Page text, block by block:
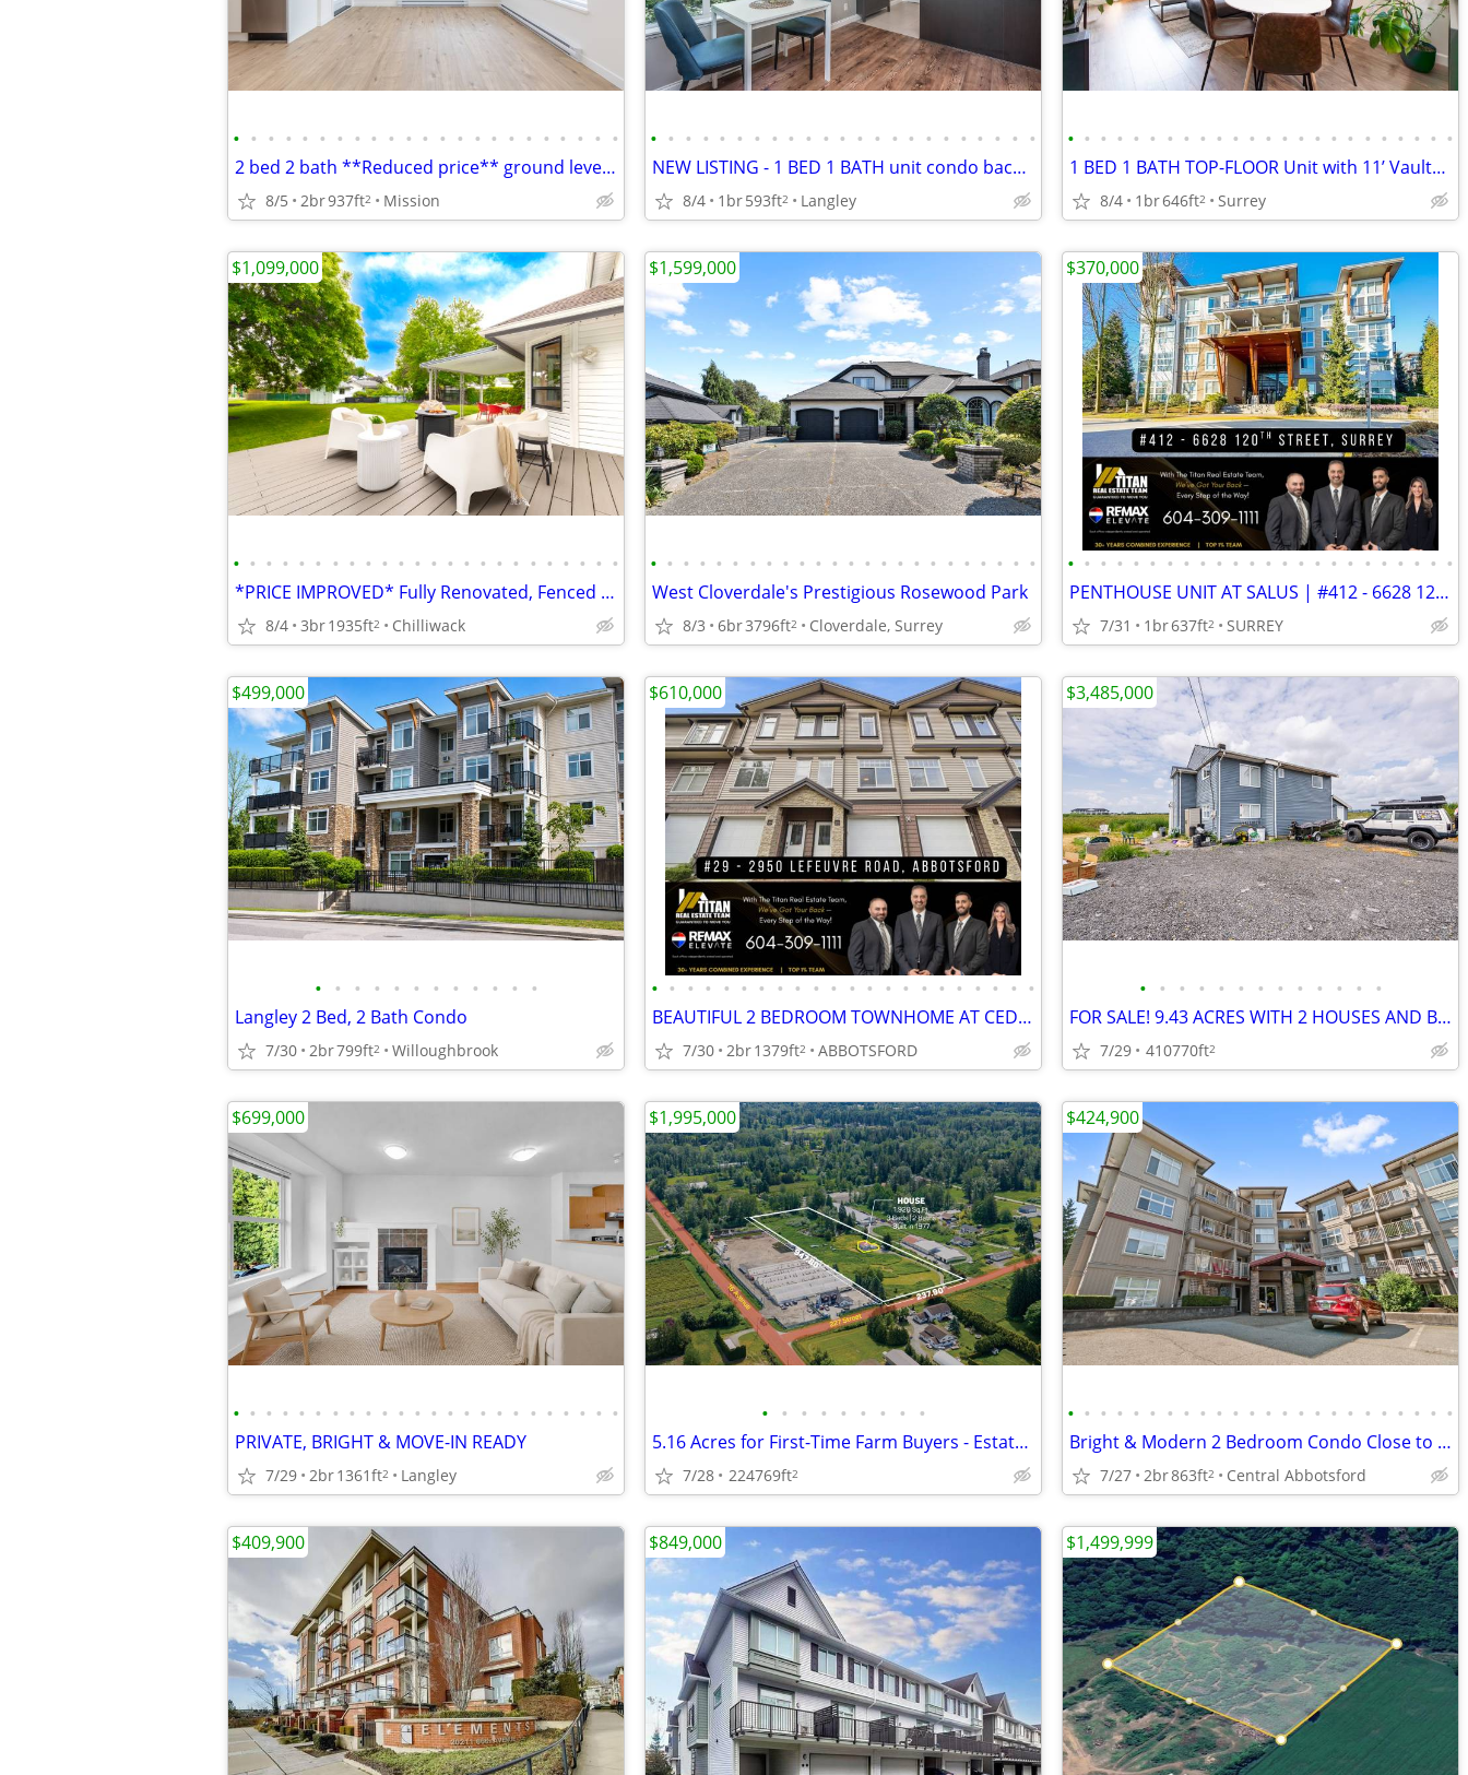
• • • • • • • • • • • • • • • • • • • • • • •
2 bed 2 bath **Reduced price** ground level corner condo, Vista
8/5 2br937ft2 Mission
• • • • • • • • • • • • • • • • • • • • • • •
NEW LISTING - 1 BED 1 BATH unit condo backing onto GRENSPACE!
8/4 1br593ft2 Langley
• • • • • • • • • • • • • • • • • • • • • • • •
1 BED 1 BATH TOP-FLOOR Unit with 11’ Vaulted Ceilings!!
8/4 1br646ft2 Surrey
• • • • • • • • • • • • • • • • • • • • • • • •
*PRICE IMPROVED* Fully Renovated, Fenced 3-Bedroom, 3-Bathroom Home!
8/4 3br1935ft2 Chilliwack
$1,099,000
• • • • • • • • • • • • • • • • • • • • • • • •
West Cloverdale's Prestigious Rosewood Park
8/3 6br3796ft2 Cloverdale, Surrey
$1,599,000
• • • • • • • • • • • • • • • • • • • • • • • •
PENTHOUSE UNIT AT SALUS | #412 - 6628 1202 STREET
7/31 1br637ft2 SURREY
$370,000
• • • • • • • • • • • •
Langley 2 Bed, 2 Bath Condo
7/30 2br799ft2 Willoughbrook
$499,000
• • • • • • • • • • • • • • • • • • • • • •
BEAUTIFUL 2 BEDROOM TOWNHOME AT CEDAR LANDING - #29 - 2950 LEFEUVRE RO
7/30 2br1379ft2 ABBOTSFORD
$610,000
• • • • • • • • • • • • •
FOR SALE! 9.43 ACRES WITH 2 HOUSES AND BLUEBERRY FARM
7/29 410770ft2
$3,485,000
• • • • • • • • • • • • • • • • • • • • • • • •
PRIVATE, BRIGHT & MOVE-IN READY
7/29 2br1361ft2 Langley
$699,000
• • • • • • • • •
5.16 Acres for First-Time Farm Buyers - Estate Home Potential & Great
7/28 224769ft2
$1,995,000
• • • • • • • • • • • • • • • • • • • • • • • •
Bright & Modern 2 Bedroom Condo Close to Downtown
7/27 2br863ft2 Central Abbotsford
$424,900
$409,900 $849,000 $1,499,999